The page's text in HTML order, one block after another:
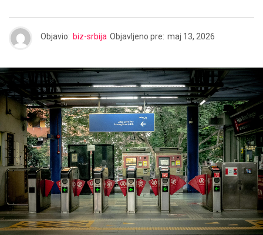
Objavio: biz-srbija Objavljeno pre: maj 13, 2026